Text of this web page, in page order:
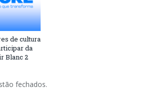
de cultura
da
Blanc 2
fechados.